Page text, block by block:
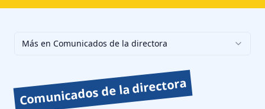
Más en Comunicados de la directora
Comunicados de la directora